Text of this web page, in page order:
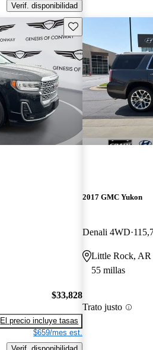
Verif. disponibilidad
Guarda este Aviso
$33,828
El precio incluye tasas
$659/mes est.
2017 GMC Yukon
Denali 4WD
Little Rock, AR
55 millas
Trato justo